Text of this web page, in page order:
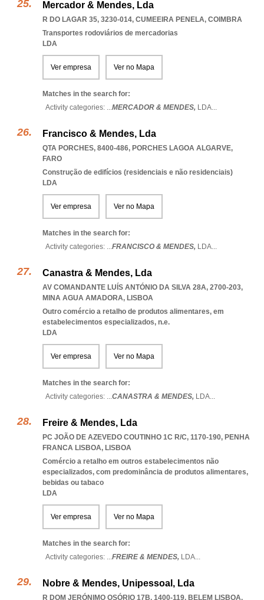
Mercador & Mendes, Lda
R DO LAGAR 35, 3230-014, CUMEEIRA PENELA, COIMBRA
Transportes rodoviários de mercadorias
LDA
Ver empresa Ver no Mapa
Matches in the search for:
Activity categories: ...MERCADOR & MENDES, LDA...
Francisco & Mendes, Lda
QTA PORCHES, 8400-486, PORCHES LAGOA ALGARVE,
FARO
Construção de edifícios (residenciais e não residenciais)
LDA
Ver empresa Ver no Mapa
Matches in the search for:
Activity categories: ...FRANCISCO & MENDES, LDA...
Canastra & Mendes, Lda
AV COMANDANTE LUÍS ANTÓNIO DA SILVA 28A, 2700-203,
MINA AGUA AMADORA, LISBOA
Outro comércio a retalho de produtos alimentares, em
estabelecimentos especializados, n.e.
LDA
Ver empresa Ver no Mapa
Matches in the search for:
Activity categories: ...CANASTRA & MENDES, LDA...
Freire & Mendes, Lda
PC JOÃO DE AZEVEDO COUTINHO 1C R/C, 1170-190, PENHA
FRANCA LISBOA, LISBOA
Comércio a retalho em outros estabelecimentos não
especializados, com predominância de produtos alimentares,
bebidas ou tabaco
LDA
Ver empresa Ver no Mapa
Matches in the search for:
Activity categories: ...FREIRE & MENDES, LDA...
Nobre & Mendes, Unipessoal, Lda
R DOM JERÓNIMO OSÓRIO 17B, 1400-119, BELEM LISBOA,